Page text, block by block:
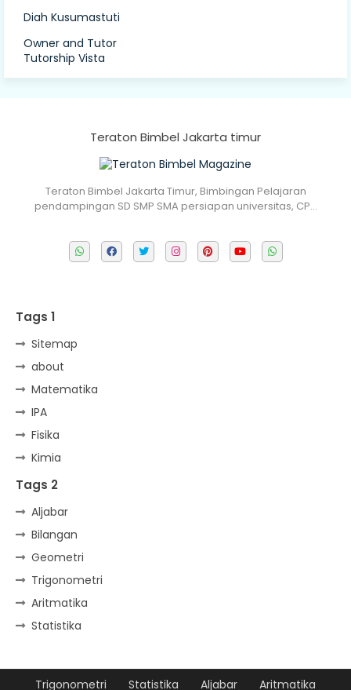
Diah Kusumastuti
Owner and Tutor
Tutorship Vista
Teraton Bimbel Jakarta timur
Teraton Bimbel Jakarta Timur, Bimbingan Pelajaran
pendampingan SD SMP SMA persiapan universitas, CP…
Tags 1
Sitemap
about
Matematika
IPA
Fisika
Kimia
Tags 2
Aljabar
Bilangan
Geometri
Trigonometri
Aritmatika
Statistika
Trigonometri Statistika Aljabar Aritmatika